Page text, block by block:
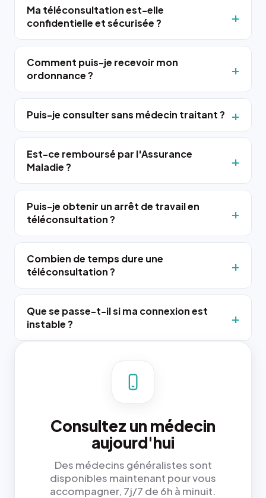
Ma téléconsultation est-elle
confidentielle et sécurisée ?
Comment puis-je recevoir mon
ordonnance ?
Puis-je consulter sans médecin traitant ?
Est-ce remboursé par l'Assurance
Maladie ?
Puis-je obtenir un arrêt de travail en
téléconsultation ?
Combien de temps dure une
téléconsultation ?
Que se passe-t-il si ma connexion est
instable ?
Consultez un médecin
aujourd'hui
Des médecins généralistes sont
disponibles maintenant pour vous
accompagner, 7j/7 de 6h à minuit.